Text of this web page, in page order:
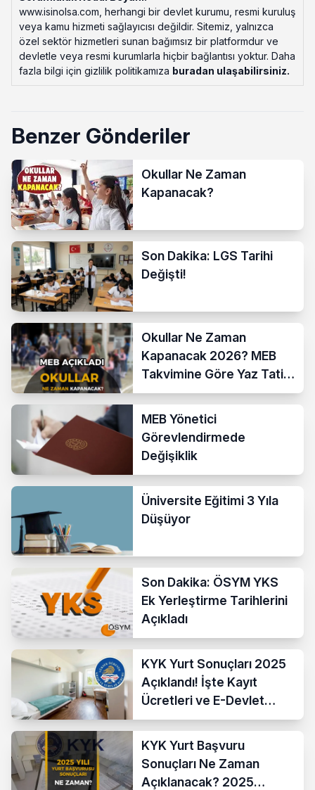
www.isinolsa.com, herhangi bir devlet kurumu, resmi kuruluş
veya kamu hizmeti sağlayıcısı değildir. Sitemiz, yalnızca
özel sektör hizmetleri sunan bağımsız bir platformdur ve
devletle veya resmi kurumlarla hiçbir bağlantısı yoktur. Daha
fazla bilgi için gizlilik politikamıza buradan ulaşabilirsiniz.
Benzer Gönderiler
Okullar Ne Zaman
Kapanacak?
Son Dakika: LGS Tarihi
Değişti!
Okullar Ne Zaman
Kapanacak 2026? MEB
Takvimine Göre Yaz Tatili
Tarihi Netleşti
MEB Yönetici
Görevlendirmede
Değişiklik
Üniversite Eğitimi 3 Yıla
Düşüyor
Son Dakika: ÖSYM YKS
Ek Yerleştirme Tarihlerini
Açıkladı
KYK Yurt Sonuçları 2025
Açıklandı! İşte Kayıt
Ücretleri ve E-Devlet
Kayıt Adımları
KYK Yurt Başvuru
Sonuçları Ne Zaman
Açıklanacak? 2025